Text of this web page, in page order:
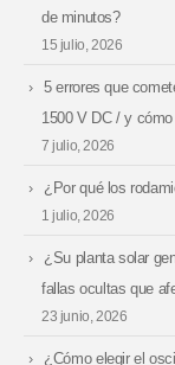
de minutos?
15 julio, 2026
5 errores que
1500 V DC / y
7 julio, 2026
¿Por qué los
1 julio, 2026
¿Su planta solar
fallas ocultas que
23 junio, 2026
¿Cómo elegir el